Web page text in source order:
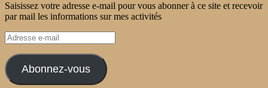
Saisissez votre adresse e-mail pour vous abonner à ce site et recevoir
par mail les informations sur mes activités
Adresse
e-
mail
Abonnez-vous